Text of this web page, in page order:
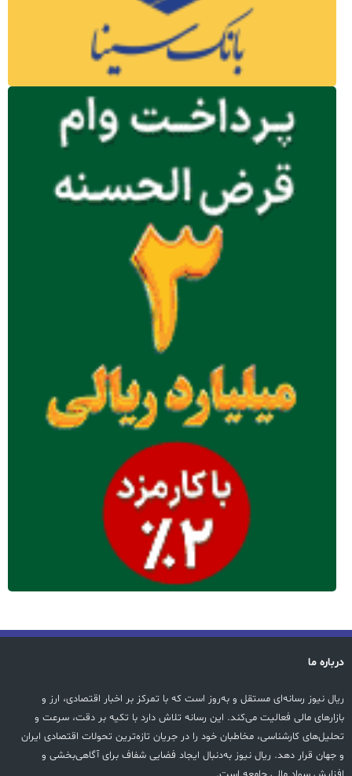
درباره ما
ریال نیوز رسانه‌ای مستقل و به‌روز است که با تمرکز بر اخبار اقتصادی، ارز و
بازارهای مالی فعالیت می‌کند. این رسانه تلاش دارد با تکیه بر دقت، سرعت و
تحلیل‌های کارشناسی، مخاطبان خود را در جریان تازه‌ترین تحولات اقتصادی ایران
و جهان قرار دهد. ریال نیوز به‌دنبال ایجاد فضایی شفاف برای آگاهی‌بخشی و